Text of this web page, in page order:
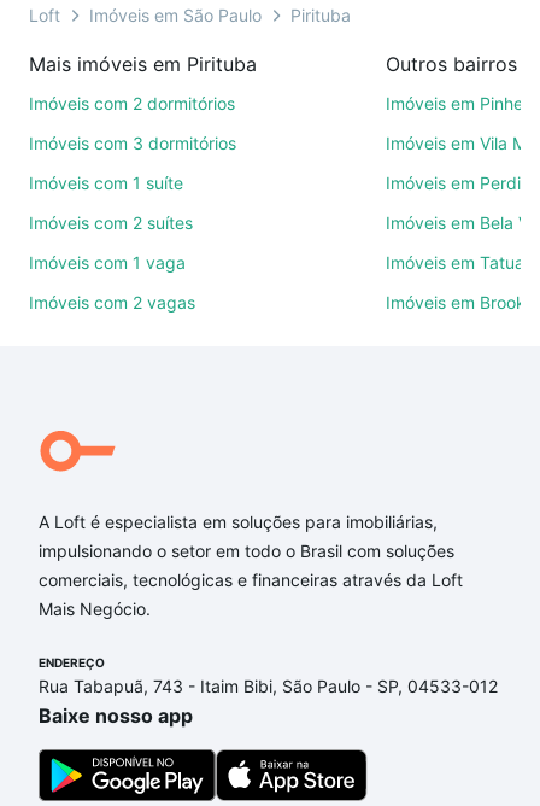
ainda conta com mais de 46 mil corretores e
de imóveis.
ruas, bairros e até condomínios favoritos. Você
também pode usar os filtros como quantidade de
quartos, suítes, com ou sem vaga de garagem para
comodidades, como piscina, academia, salão de
Qual o preço de Imóveis à venda em rua fragaria
rosea - Pirituba, São Paulo, SP?
Aqui na Loft temos a oferta ideal para você, com
Imóveis à venda em rua fragaria rosea - Pirituba,
São Paulo, SP que custam a partir de R$ 0 e com
nossas opções de financiamento imobiliário as
ainda tem alguma dúvida dos custos envolvidos no
processo de compra, veja em nosso portal quanto
custa comprar um apartamento
gente para comprar o imóvel dos seus sonhos com
segurança e conforto. Loft, com você até as
Loft Imóveis em São Paulo Pirituba
Mais imóveis em Pirituba
Imóveis com 2 dormitórios
Imóveis com 3 dormitórios
Imóveis com 1 suíte
Imóveis com 2 suítes
Imóveis com 1 vaga
Imóveis com 2 vagas
Outros bairros
Imóveis em
Imóveis em Vila
Imóveis em
Imóveis em Bela
Imóveis em
Imóveis em
A Loft é especialista em soluções para imobiliárias,
impulsionando o setor em todo o Brasil com soluções
comerciais, tecnológicas e financeiras através da Loft
Mais Negócio.
ENDEREÇO
Rua Tabapuã, 743 - Itaim Bibi, São Paulo - SP, 04533-012
Baixe nosso app